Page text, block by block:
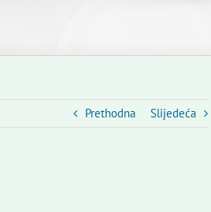
Prethodna Slijedeća